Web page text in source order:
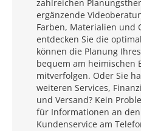
zahlreichen
ergänzende
Farben, Materialien und
entdecken Sie die
können die Planung
bequem am heimischen
mitverfolgen. Oder Sie
weiteren Services,
und Versand? Kein
für Informationen an
Kundenservice am